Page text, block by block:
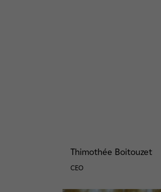
Thimothée Boitouzet
CEO